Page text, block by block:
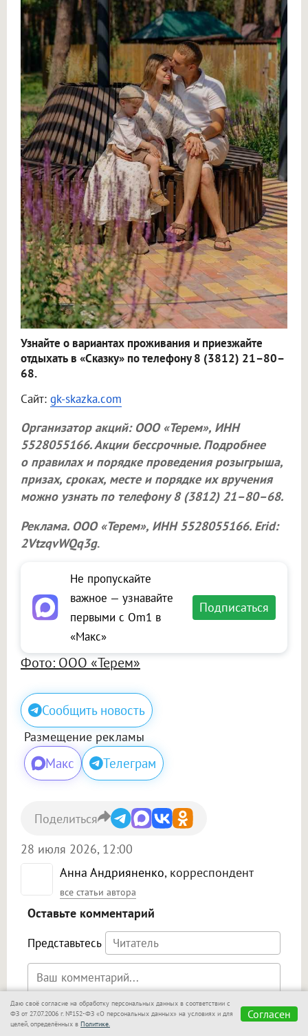
Узнайте о вариантах проживания и приезжайте
отдыхать в «Сказку» по телефону 8 (3812) 21–80–
68.
Сайт: gk-skazka.com
Организатор акций: ООО «Терем», ИНН
5528055166. Акции бессрочные. Подробнее
о правилах и порядке проведения розыгрыша,
призах, сроках, месте и порядке их вручения
можно узнать по телефону 8 (3812) 21–80–68.
Реклама. ООО «Терем», ИНН 5528055166. Erid:
2VtzqvWQq3g.
Не пропускайте
важное — узнавайте
первыми с Om1 в
«Макс»
Подписаться
Фото: ООО «Терем»
Сообщить новость
Размещение рекламы
Макс Телеграм
Анна Андрияненко, корреспондент
все статьи автора
28 июля 2026, 12:00
Поделиться
Оставьте комментарий
Представьтесь
Даю своё согласие на обработку персональных данных в соответствии с
ФЗ от 27.07.2006 г. №152-ФЗ «О персональных данных» на условиях и для
целей, определённых в Политике.
Согласен